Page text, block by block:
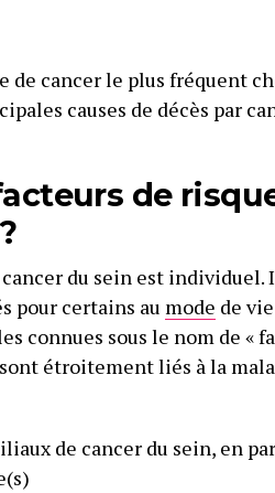
de cancer le plus fréquent
causes de décès par
de
du sein est individuel.
pour certains au mode de
connues sous le nom de «
étroitement liés à la
de cancer du sein, en